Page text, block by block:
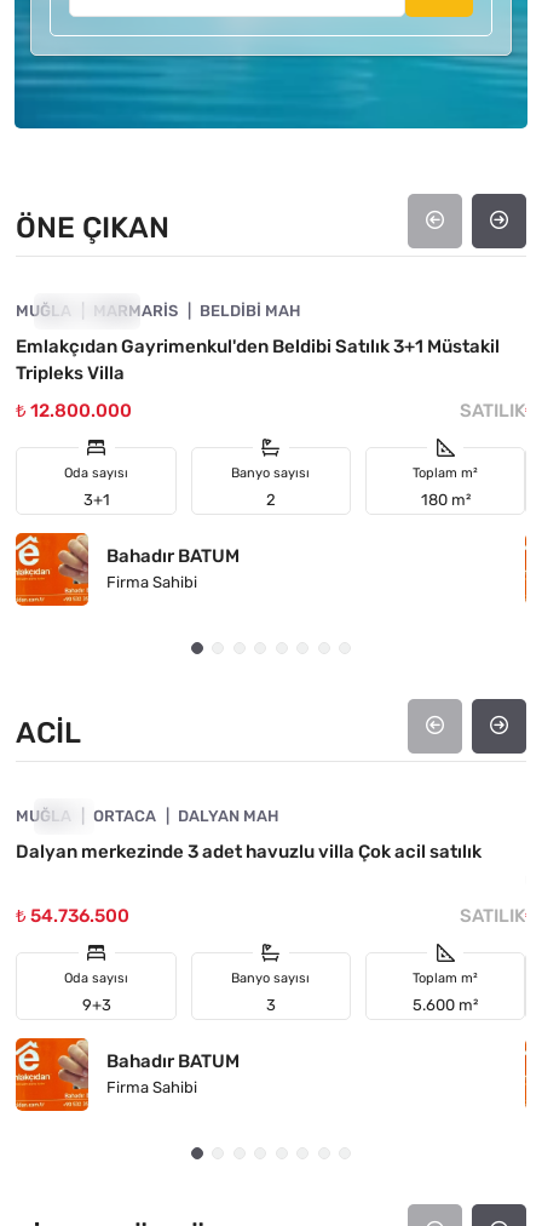
ÖNE ÇIKAN
ÖNE ÇIKAN
MUĞLA MARMARIS BELDIBI MAH
Emlakçıdan Gayrimenkul'den Beldibi Satılık 3+1 Müstakil
Tripleks Villa
₺ 12.800.000
SATILIK
Oda sayısı
3+1
Banyo sayısı
2
Toplam m²
180 m²
Bahadır BATUM
Firma Sahibi
₺
ACIL
ACIL
MUĞLA ORTACA DALYAN MAH
Dalyan merkezinde 3 adet havuzlu villa Çok acil satılık
₺ 54.736.500 SATILIK
Oda sayısı
9+3
Banyo sayısı
3
Toplam m²
5.600 m²
Bahadır BATUM
Firma Sahibi
₺